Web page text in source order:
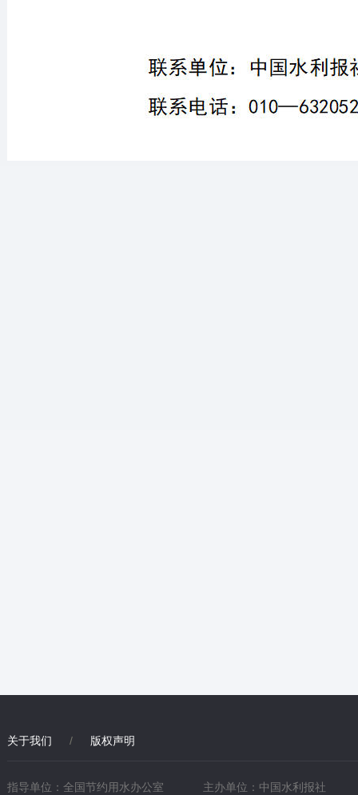
关于我们 / 版权声明
指导单位：全国节约用水办公室 主办单位：中国水利报社